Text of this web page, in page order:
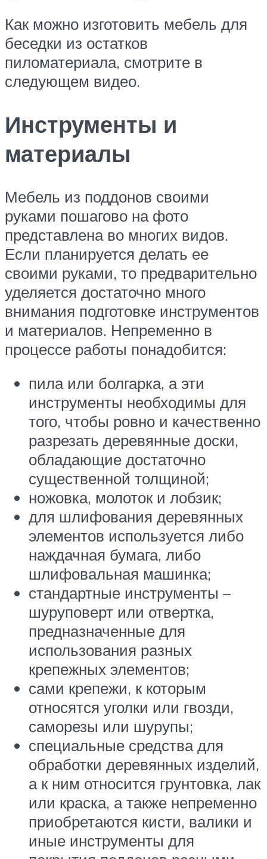
Как можно изготовить мебель для
беседки из остатков
пиломатериала, смотрите в
следующем видео.
Инструменты и
материалы
Мебель из поддонов своими
руками пошагово на фото
представлена во многих видов.
Если планируется делать ее
своими руками, то предварительно
уделяется достаточно много
внимания подготовке инструментов
и материалов. Непременно в
процессе работы понадобится:
пила или болгарка, а эти
инструменты необходимы для
того, чтобы ровно и качественно
разрезать деревянные доски,
обладающие достаточно
существенной толщиной;
ножовка, молоток и лобзик;
для шлифования деревянных
элементов используется либо
наждачная бумага, либо
шлифовальная машинка;
стандартные инструменты –
шуруповерт или отвертка,
предназначенные для
использования разных
крепежных элементов;
сами крепежи, к которым
относятся уголки или гвозди,
саморезы или шурупы;
специальные средства для
обработки деревянных изделий,
а к ним относится грунтовка, лак
или краска, а также непременно
приобретаются кисти, валики и
иные инструменты для